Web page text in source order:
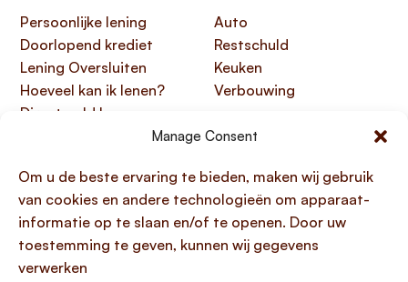
Manage Consent
Om u de beste ervaring te bieden, maken wij gebruik
van cookies en andere technologieën om apparaat-
informatie op te slaan en/of te openen. Door uw
toestemming te geven, kunnen wij gegevens
verwerken
Persoonlijke lening
Doorlopend krediet
Lening Oversluiten
Hoeveel kan ik lenen?
Direct geld lenen
Auto
Restschuld
Keuken
Verbouwing
Over ons
Klantenservice
Kennisbank
HTML sitemap
Toegankelijkheidsverklaring
Papendorpseweg 99,
3528 BJ Utrecht
KvK 76100200
AFM 12047091